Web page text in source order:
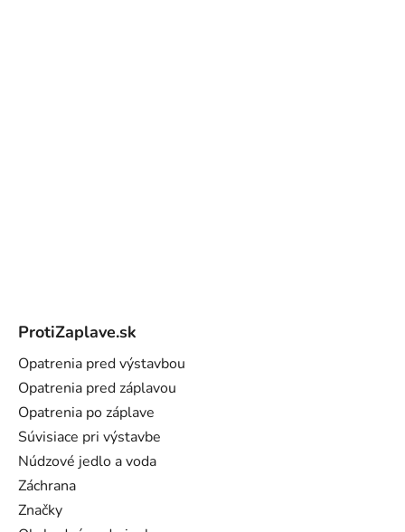
ProtiZaplave.sk
Opatrenia pred výstavbou
Opatrenia pred záplavou
Opatrenia po záplave
Súvisiace pri výstavbe
Núdzové jedlo a voda
Záchrana
Značky